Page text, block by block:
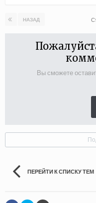
НАЗАД
Вы сможете
ПЕРЕЙТИ К СПИСКУ ТЕМ